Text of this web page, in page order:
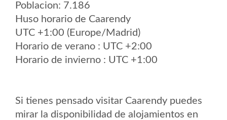
Poblacion: 7.186
Huso horario de Caarendy
UTC +1:00 (Europe/Madrid)
Horario de verano : UTC +2:00
Horario de invierno : UTC +1:00
Si tienes pensado visitar Caarendy puedes
mirar la disponibilidad de alojamientos en